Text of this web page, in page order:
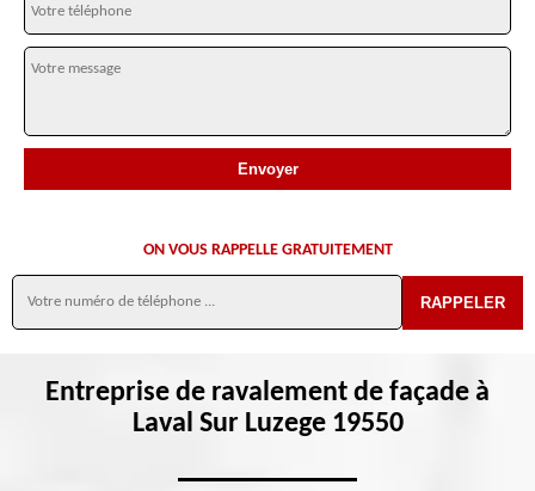
ON VOUS RAPPELLE GRATUITEMENT
Entreprise de ravalement de façade à
Laval Sur Luzege 19550